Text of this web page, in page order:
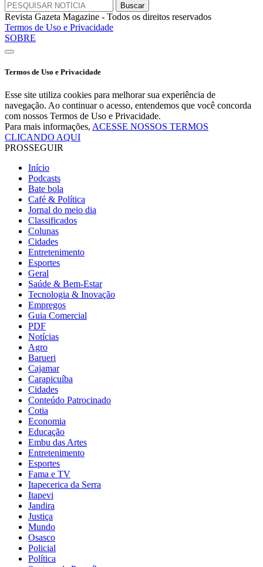
Revista Gazeta Magazine - Todos os direitos reservados
Termos de Uso e Privacidade
SOBRE
Termos de Uso e Privacidade
Esse site utiliza cookies para melhorar sua experiência de
navegação. Ao continuar o acesso, entendemos que você concorda
com nossos Termos de Uso e Privacidade.
Para mais informações, ACESSE NOSSOS TERMOS
CLICANDO AQUI
PROSSEGUIR
Início
Podcasts
Bate bola
Café & Política
Jornal do meio dia
Classificados
Colunas
Cidades
Entretenimento
Esportes
Geral
Saúde & Bem-Estar
Tecnologia & Inovação
Empregos
Guia Comercial
PDF
Notícias
Agro
Barueri
Cajamar
Carapicuíba
Cidades
Conteúdo Patrocinado
Cotia
Economia
Educação
Embu das Artes
Entretenimento
Esportes
Fama e TV
Itapecerica da Serra
Itapevi
Jandira
Justiça
Mundo
Osasco
Policial
Política